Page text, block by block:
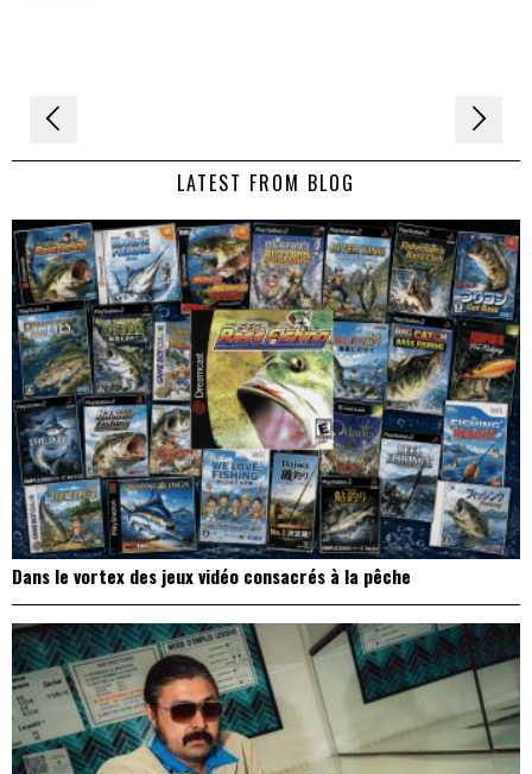
Navigation
de LATEST FROM BLOG
Dans le vortex des jeux vidéo consacrés à la pêche